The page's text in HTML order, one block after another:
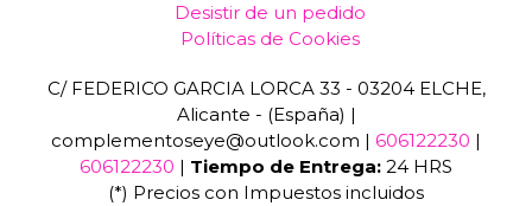
Desistir de un pedido
Políticas de Cookies
C/ FEDERICO GARCIA LORCA 33 - 03204 ELCHE,
Alicante - (España) |
complementoseye@outlook.com | 606122230 |
606122230 | Tiempo de Entrega: 24 HRS
(*) Precios con Impuestos incluidos